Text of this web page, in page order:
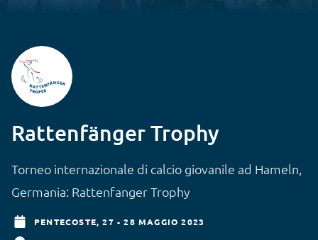
Rattenfänger Trophy
Torneo internazionale di calcio giovanile ad Hameln,
Germania: Rattenfanger Trophy
PENTECOSTE,27 - 28 MAGGIO 2023